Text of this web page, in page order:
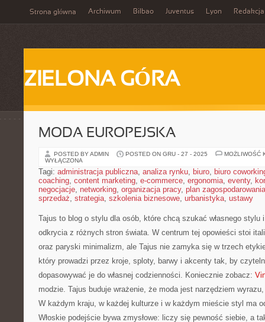
Strona główna Archiwum Bilbao Juventus Lyon Redakcja
ZIELONA GÓRA
MODA EUROPEJSKA
POSTED BY ADMIN POSTED ON GRU - 27 - 2025
MOŻLIWOŚĆ
WYŁĄCZONA
Tagi: administracja publiczna, analiza rynku, biuro, biuro
coaching, content marketing, e-commerce, ergonomia, eventy,
negocjacje, networking, organizacja pracy, plan zagospodarowania
sprzedaż, strategia, szkolenia biznesowe, urbanistyka, ustawy
Tajus to blog o stylu dla osób, które chcą szukać własnego stylu
odkrycia z różnych stron świata. W centrum tej opowieści stoi
oraz paryski minimalizm, ale Tajus nie zamyka się w trzech
który prowadzi przez kroje, sploty, barwy i akcenty tak, by
dopasowywać je do własnej codzienności. Koniecznie zobacz:
modzie. Tajus buduje wrażenie, że moda jest narzędziem
W każdym kraju, w każdej kulturze i w każdym mieście styl ma
Włoskie podejście bywa zmysłowe: liczy się pewność siebie, a